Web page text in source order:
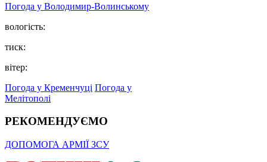
Погода у Володимир-Волинському
вологість:
тиск:
вітер:
Погода у Кременчуці Погода у
Мелітополі
РЕКОМЕНДУЄМО
ДОПОМОГА АРМІЇ ЗСУ